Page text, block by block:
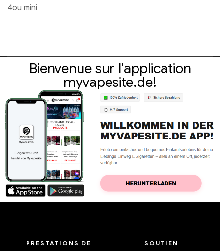
4ou mini
Bienvenue sur l'application
myvapesite.de!
PRESTATIONS DE
SOUTIEN